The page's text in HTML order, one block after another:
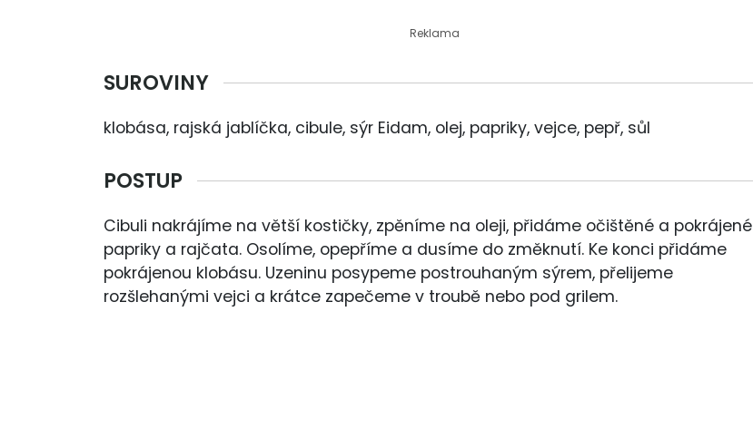
Reklama
SUROVINY
klobása, rajská jablíčka, cibule, sýr Eidam, olej, papriky, vejce, pepř, sůl
POSTUP
Cibuli nakrájíme na větší kostičky, zpěníme na oleji, přidáme očištěné a pokrájené
papriky a rajčata. Osolíme, opepříme a dusíme do změknutí. Ke konci přidáme
pokrájenou klobásu. Uzeninu posypeme postrouhaným sýrem, přelijeme
rozšlehanými vejci a krátce zapečeme v troubě nebo pod grilem.